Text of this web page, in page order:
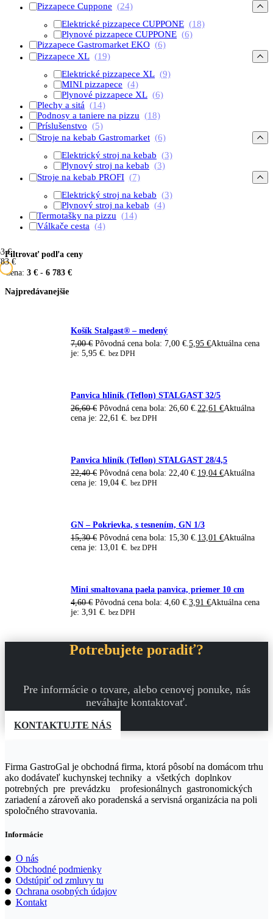
Pizzapece Cuppone (24)
Elektrické pizzapece CUPPONE (18)
Plynové pizzapece CUPPONE (6)
Pizzapece Gastromarket EKO (6)
Pizzapece XL (19)
Elektrické pizzapece XL (9)
MINI pizzapece (4)
Plynové pizzapece XL (6)
Plechy a sitá (14)
Podnosy a taniere na pizzu (18)
Príslušenstvo (5)
Stroje na kebab Gastromarket (6)
Elektrický stroj na kebab (3)
Plynový stroj na kebab (3)
Stroje na kebab PROFI (7)
Elektrický stroj na kebab (3)
Plynový stroj na kebab (4)
Termotašky na pizzu (14)
Válkače cesta (4)
Filtrovať podľa ceny
3 €
€
Cena: 3 € - 6 783 €
Najpredávanejšie
Košík Stalgast® – medený
7,00€ Pôvodná cena bola: 7,00 €.5,95 €Aktuálna cena
je: 5,95 €. bez DPH
Panvica hliník (Teflon) STALGAST 32/5
26,60€ Pôvodná cena bola: 26,60 €.22,61 €Aktuálna
cena je: 22,61 €. bez DPH
Panvica hliník (Teflon) STALGAST 28/4,5
22,40€ Pôvodná cena bola: 22,40 €.19,04 €Aktuálna
cena je: 19,04 €. bez DPH
GN – Pokrievka, s tesnením, GN 1/3
15,30€ Pôvodná cena bola: 15,30 €.13,01 €Aktuálna
cena je: 13,01 €. bez DPH
Mini smaltovana paela panvica, priemer 10 cm
4,60€ Pôvodná cena bola: 4,60 €.3,91 €Aktuálna cena
je: 3,91 €. bez DPH
Potrebujete poradiť?
Pre informácie o tovare, alebo cenovej ponuke, nás
neváhajte kontaktovať.
KONTAKTUJTE NÁS
Firma GastroGal je obchodná firma, ktorá pôsobí na domácom trhu
ako dodávateľ kuchynskej techniky a všetkých doplnkov
potrebných pre prevádzku profesionálnych gastronomických
zariadení a zároveň ako poradenská a servisná organizácia na poli
spoločného stravovania.
Informácie
O nás
Obchodné podmienky
Odstúpiť od zmluvy tu
Ochrana osobných údajov
Kontakt